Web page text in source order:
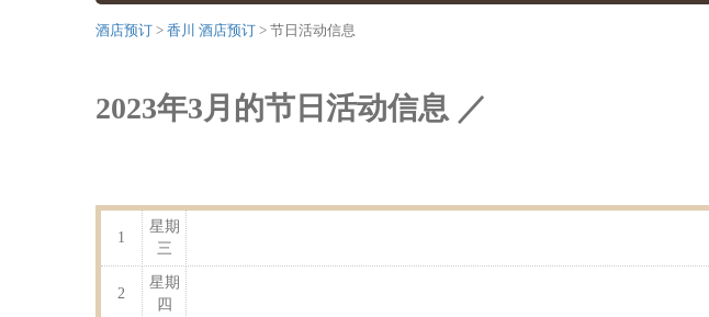
酒店预订 香川 酒店预订 节日活动信息
2023年3月的节日活动信息 ／
1
星期
三
2
星期
四